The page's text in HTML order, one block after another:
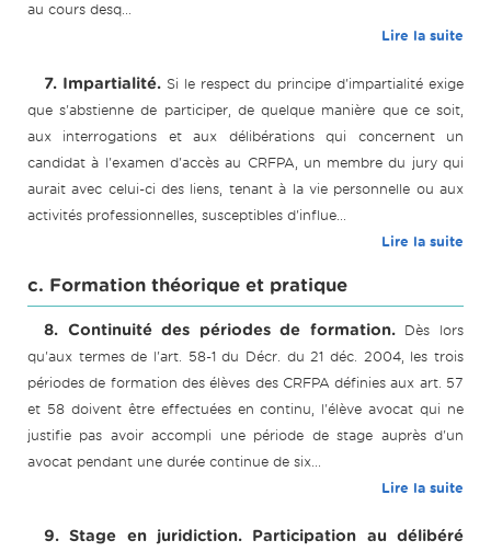
au cours desq...
Lire la suite
7. Impartialité. Si le respect du principe d'impartialité exige
que s'abstienne de participer, de quelque manière que ce soit,
aux interrogations et aux délibérations qui concernent un
candidat à l'examen d'accès au CRFPA, un membre du jury qui
aurait avec celui-ci des liens, tenant à la vie personnelle ou aux
activités professionnelles, susceptibles d'influe...
Lire la suite
c. Formation théorique et pratique
8. Continuité des périodes de formation.
Dès lors
qu'aux termes de l'art. 58-1 du Décr. du 21 déc. 2004, les trois
périodes de formation des élèves des CRFPA définies aux art. 57
et 58 doivent être effectuées en continu, l'élève avocat qui ne
justifie pas avoir accompli une période de stage auprès d'un
avocat pendant une durée continue de six...
Lire la suite
9. Stage en juridiction. Participation au délibéré